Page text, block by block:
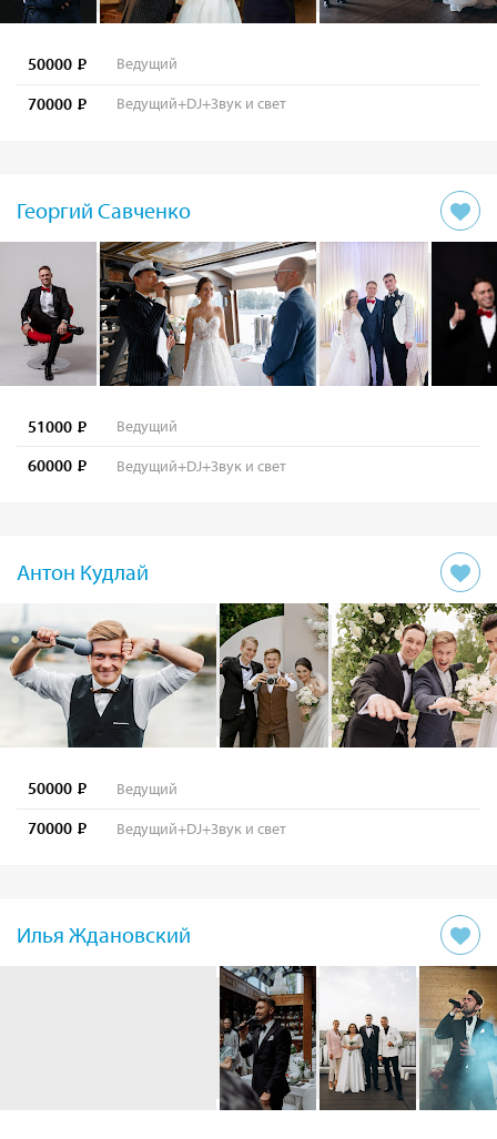
50000 Ведущий
70000 Ведущий+DJ+Звук и свет
Георгий Савченко
51000 Ведущий
60000 Ведущий+DJ+Звук и свет
Антон Кудлай
50000 Ведущий
70000 Ведущий+DJ+Звук и свет
Илья Ждановский